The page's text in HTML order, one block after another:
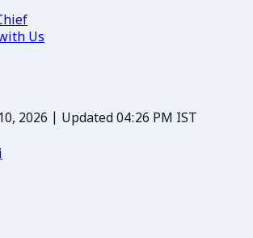
Us
2026 | Updated 04:26 PM IST